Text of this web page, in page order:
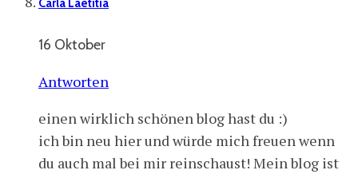
16 Oktober
Antworten
einen wirklich schönen blog hast du :)
ich bin neu hier und würde mich freuen wenn
du auch mal bei mir reinschaust! Mein blog ist